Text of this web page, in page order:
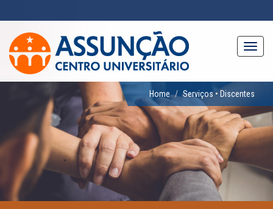
conteúdo
principal
Home Serviços • Discentes